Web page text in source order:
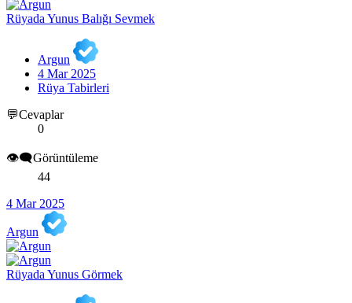
Rüyada Yunus Balığı Sevmek
Argun
4 Mar 2025
Rüya Tabirleri
💬Cevaplar
0
👁️‍🗨️Görüntüleme
44
4 Mar 2025
Argun
Rüyada Yunus Görmek